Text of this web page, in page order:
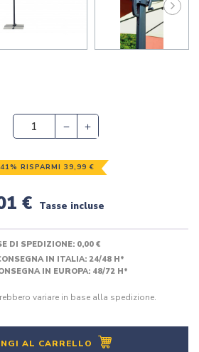
RISPARMI 39,99 €
€ Tasse incluse
DI SPEDIZIONE: 0,00 €
IN ITALIA: 24/48 H*
IN EUROPA: 48/72 H*
variare in base alla spedizione.
AL CARRELLO